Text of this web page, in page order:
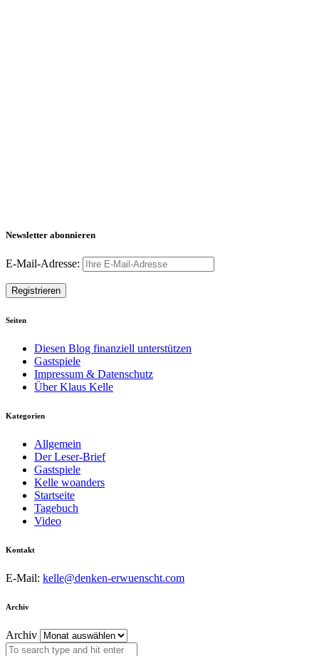
Newsletter abonnieren
E-Mail-Adresse:
Seiten
Diesen Blog finanziell unterstützen
Gastspiele
Impressum & Datenschutz
Über Klaus Kelle
Kategorien
Allgemein
Der Leser-Brief
Gastspiele
Kelle woanders
Startseite
Tagebuch
Video
Kontakt
E-Mail: kelle@denken-erwuenscht.com
Archiv
Archiv